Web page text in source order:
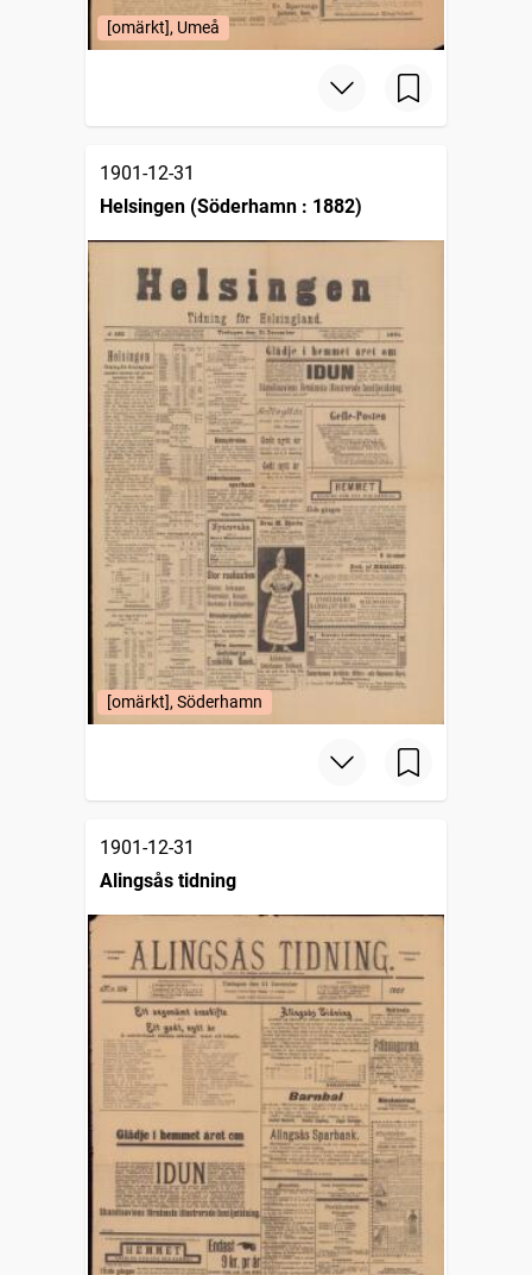
[omärkt], Umeå
1901-12-31
Helsingen (Söderhamn : 1882)
[omärkt], Söderhamn
1901-12-31
Alingsås tidning